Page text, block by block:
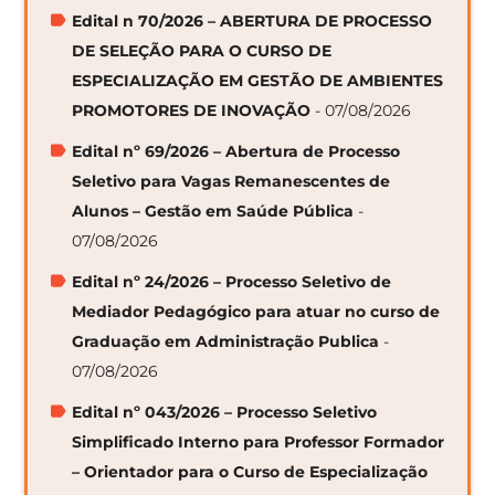
Edital n 70/2026 – ABERTURA DE PROCESSO
DE SELEÇÃO PARA O CURSO DE
ESPECIALIZAÇÃO EM GESTÃO DE AMBIENTES
PROMOTORES DE INOVAÇÃO - 07/08/2026
Edital nº 69/2026 – Abertura de Processo
Seletivo para Vagas Remanescentes de
Alunos – Gestão em Saúde Pública -
07/08/2026
Edital nº 24/2026 – Processo Seletivo de
Mediador Pedagógico para atuar no curso de
Graduação em Administração Publica -
07/08/2026
Edital nº 043/2026 – Processo Seletivo
Simplificado Interno para Professor Formador
– Orientador para o Curso de Especialização